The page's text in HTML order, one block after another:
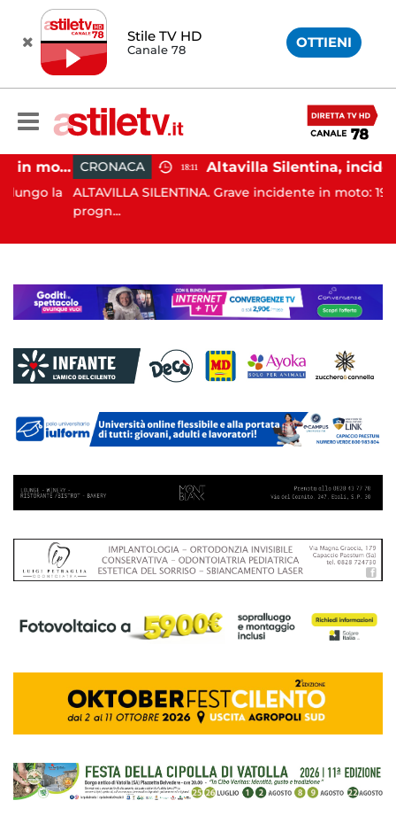
Stile TV HD
Canale 78 OTTIENI
Castellabate, incidente in moto: 27enne in ospedale
la
CRONACA 18:11 Altavilla Silentina, incidente in moto nella notte: 19enne in prognosi riservata
ALTAVILLA SILENTINA. Grave incidente in moto: 19enne in
progn...